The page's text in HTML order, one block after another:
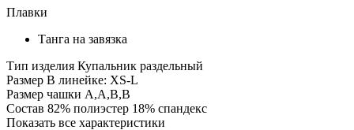
Плавки
Танга на завязка
Тип изделия Купальник раздельный
Размер В линейке: XS-L
Размер чашки A,A,B,B
Состав 82% полиэстер 18% спандекс
Показать все характеристики